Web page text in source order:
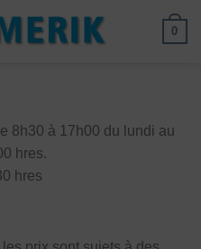
0
8h30 à 17h00 du lundi au
hres.
hres